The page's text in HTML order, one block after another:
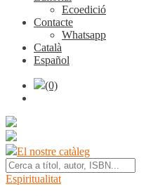
Ecoedició
Contacte
Whatsapp
Català
Español
(0)
El nostre catàleg
Espiritualitat